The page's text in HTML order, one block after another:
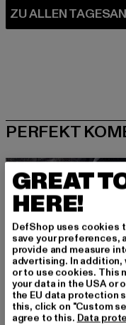
PERFEKT
GREAT
HERE!
DefShop uses cookies
save your preferences,
provide and measure
advertising. In
or to use cookies. This
your data in the USA or
the EU data protection
this, click on "Custom
agree to this. Data